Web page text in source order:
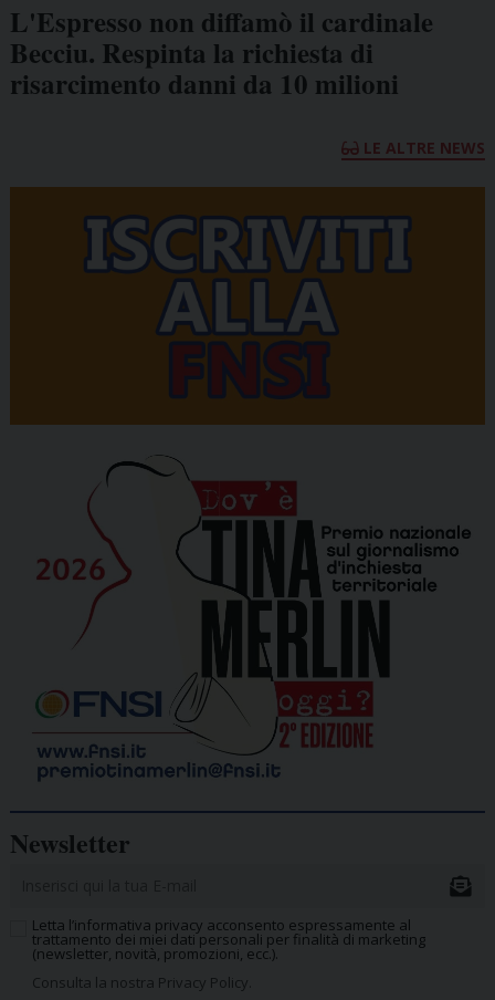
L'Espresso non diffamò il cardinale
Becciu. Respinta la richiesta di
risarcimento danni da 10 milioni
LE ALTRE NEWS
Newsletter
Letta l’informativa privacy acconsento espressamente al
trattamento dei miei dati personali per finalità di marketing
(newsletter, novità, promozioni, ecc.).
Consulta la nostra Privacy Policy.